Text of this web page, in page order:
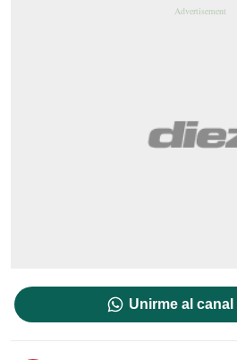
Unirme al